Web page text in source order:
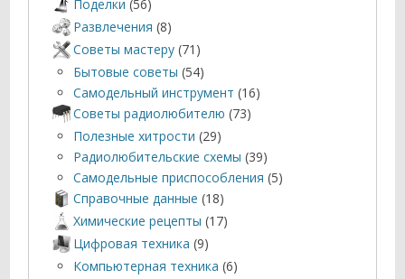
Поделки (56)
Развлечения (8)
Советы мастеру (71)
Бытовые советы (54)
Самодельный инструмент (16)
Советы радиолюбителю (73)
Полезные хитрости (29)
Радиолюбительские схемы (39)
Самодельные приспособления (5)
Справочные данные (18)
Химические рецепты (17)
Цифровая техника (9)
Компьютерная техника (6)